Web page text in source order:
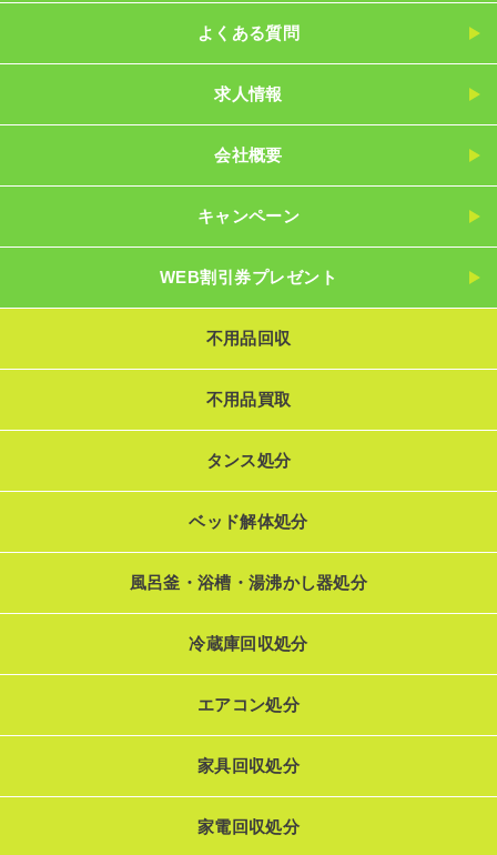
よくある質問
求人情報
会社概要
キャンペーン
WEB割引券プレゼント
不用品回収
不用品買取
タンス処分
ベッド解体処分
風呂釜・浴槽・湯沸かし器処分
冷蔵庫回収処分
エアコン処分
家具回収処分
家電回収処分